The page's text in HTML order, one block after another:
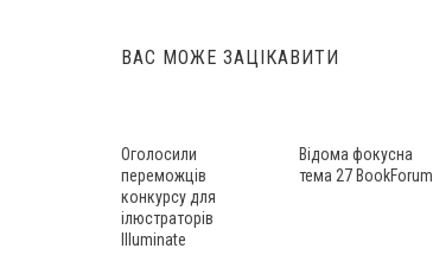
ВАС МОЖЕ ЗАЦІКАВИТИ
Оголосили
переможців
конкурсу для
ілюстраторів
Illuminate
Відома фокусна
тема 27 BookForum